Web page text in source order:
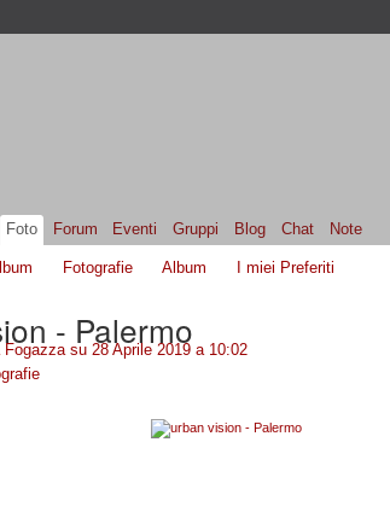
Foto Forum Eventi Gruppi Blog Chat Note
Fotografie Album I miei Preferiti
- Palermo
Fogazzasu 28 Aprile 2019 a 10:02